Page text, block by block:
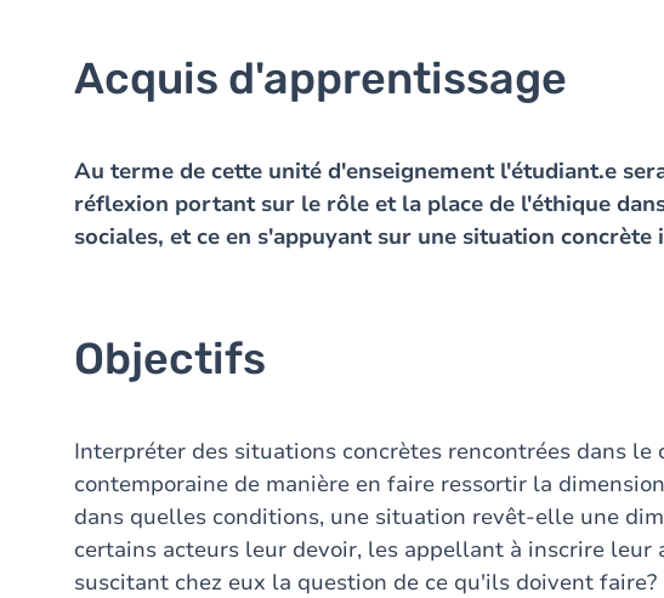
Acquis d'apprentissage
Au terme de cette unité d'enseignement l'étudiant.e
réflexion portant sur le rôle et la place de l'éthique
sociales, et ce en s'appuyant sur une situation
Objectifs
Interpréter des situations concrètes rencontrées dans le
contemporaine de manière en faire ressortir la
dans quelles conditions, une situation revêt-elle une
certains acteurs leur devoir, les appellant à inscrire leur
suscitant chez eux la question de ce qu'ils doivent faire?